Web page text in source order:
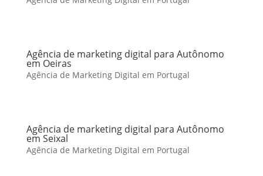
Agência de marketing digital para Autônomo
em Oeiras
Agência de Marketing Digital em Portugal
Agência de marketing digital para Autônomo
em Seixal
Agência de Marketing Digital em Portugal